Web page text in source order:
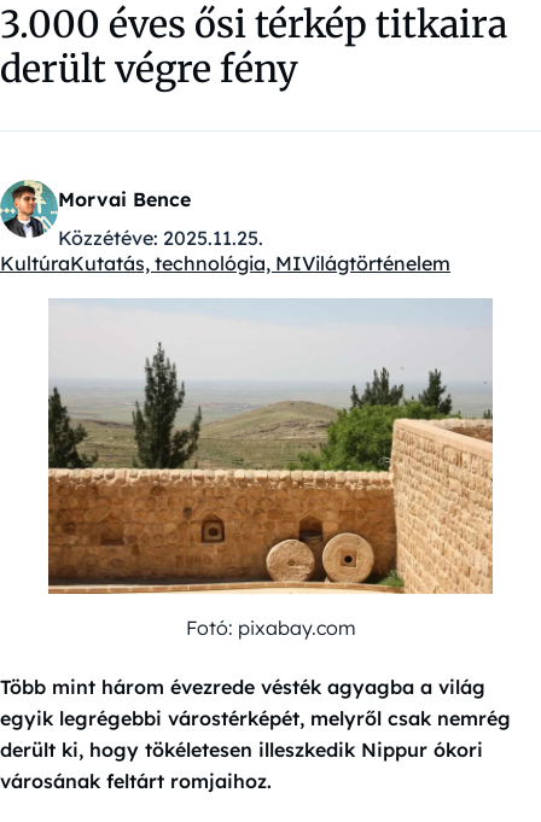
3.000 éves ősi térkép titkaira
derült végre fény
Morvai Bence
Közzétéve: 2025.11.25.
Kategóriák:
KultúraKutatás, technológia, MIVilágtörténelem
Fotó: pixabay.com
Több mint három évezrede vésték agyagba a világ
egyik legrégebbi várostérképét, melyről csak nemrég
derült ki, hogy tökéletesen illeszkedik Nippur ókori
városának feltárt romjaihoz.